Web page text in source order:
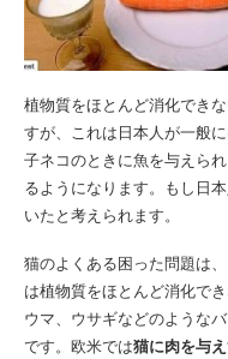
植物質をほとんど消化でき
すが、これは日本人が一般
子ネコのときに魚を与えら
るようになります。もし日
いたと考えられます。
猫のよくある困った問題は
は植物質をほとんど消化で
ウマ、ウサギなどのような
です。欧米では猫に肉を与